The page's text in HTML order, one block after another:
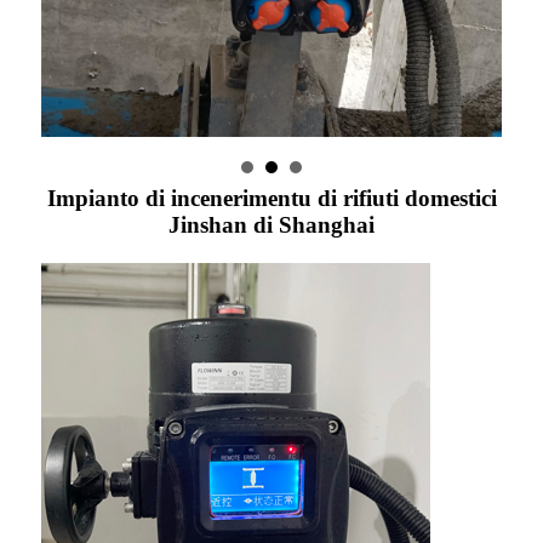
Impianto di incenerimentu di rifiuti domestici
Jinshan di Shanghai